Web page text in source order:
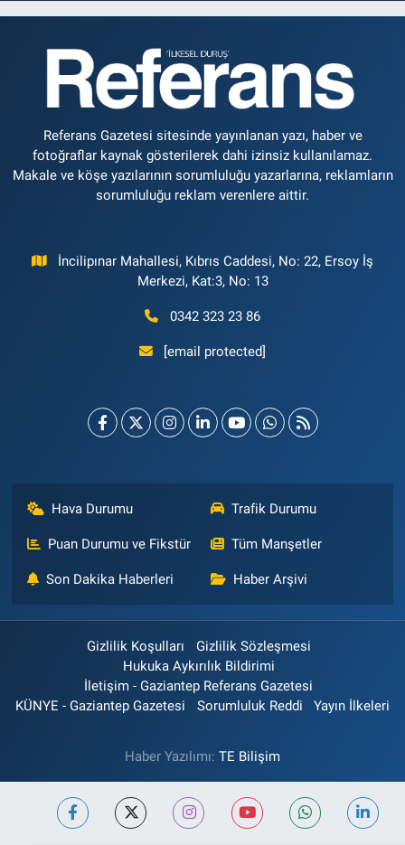
Referans Gazetesi sitesinde yayınlanan yazı, haber ve
fotoğraflar kaynak gösterilerek dahi izinsiz kullanılamaz.
Makale ve köşe yazılarının sorumluluğu yazarlarına, reklamların
sorumluluğu reklam verenlere aittir.
İncilipınar Mahallesi, Kıbrıs Caddesi, No: 22, Ersoy İş
Merkezi, Kat:3, No: 13
0342 323 23 86
[email protected]
Hava Durumu Trafik Durumu
Puan Durumu ve Fikstür Tüm Manşetler
Son Dakika Haberleri Haber Arşivi
Gizlilik Koşulları
Gizlilik Sözleşmesi
Hukuka Aykırılık Bildirimi
İletişim - Gaziantep Referans Gazetesi
KÜNYE - Gaziantep Gazetesi
Sorumluluk Reddi Yayın İlkeleri
Haber Yazılımı: TE Bilişim